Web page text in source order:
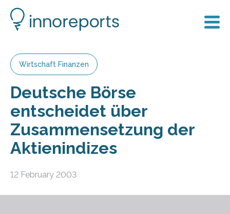
Wirtschaft Finanzen
Deutsche Börse
entscheidet über
Zusammensetzung der
Aktienindizes
12 February 2003